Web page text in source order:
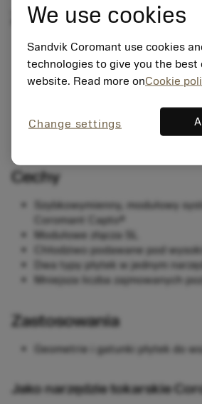
Zalety
Narzędzie frezarskie i cztery
jednym
Krótszy czas wymiany narzędzia
Mniejsze zapotrzebowanie na
Narzędzie tokarskie do obróbki
Cechy
Szybkowymienny, modułowy
Coromant Capto®
Modułowe złącza SL
Chłodziwo podawane pod
Dwa typy płytek w jednym
Mniejsza liczba zajmowanych
Zastosowania
Geometrie i gatunki płytek do
Jako narzędzie tokarskie
We use cookies
Sandvik Coromant use cookies
technologies to give you the best
website. Read more onCookie
Change settings